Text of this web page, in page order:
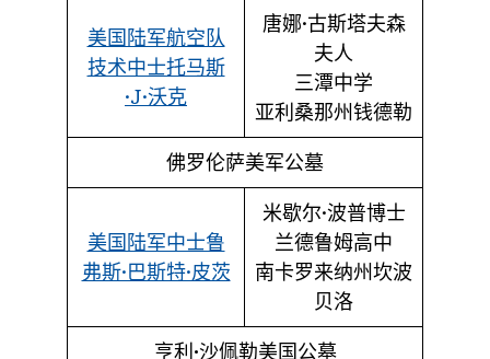
美国陆军航空队
技术中士托马斯
·J·沃克
唐娜·古斯塔夫森
夫人
三潭中学
亚利桑那州钱德勒
佛罗伦萨美军公墓
美国陆军中士鲁
弗斯·巴斯特·皮茨
米歇尔·波普博士
兰德鲁姆高中
南卡罗来纳州坎波
贝洛
亨利·沙佩勒美国公墓